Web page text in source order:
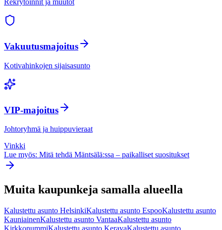
Rekrytoinnit ja muutot
Vakuutusmajoitus
Kotivahinkojen sijaisasunto
VIP-majoitus
Johtoryhmä ja huippuvieraat
Vinkki
Lue myös: Mitä tehdä Mäntsälä:ssa – paikalliset suositukset
Muita kaupunkeja samalla alueella
Kalustettu asunto HelsinkiKalustettu asunto EspooKalustettu asunto
KauniainenKalustettu asunto VantaaKalustettu asunto
KirkkonummiKalustettu asunto KeravaKalustettu asunto